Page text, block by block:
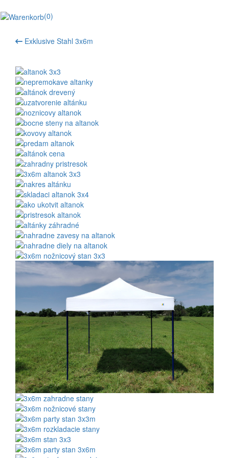
(0)
Exklusive Stahl 3x6m